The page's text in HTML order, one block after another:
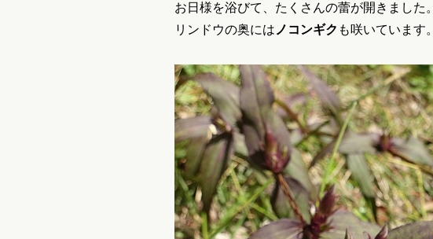
お日様を浴びて、たくさんの蕾が開きました。
リンドウの奥には ノコンギク も咲いています。